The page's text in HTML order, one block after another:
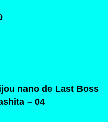
nano de Last Boss
– 04